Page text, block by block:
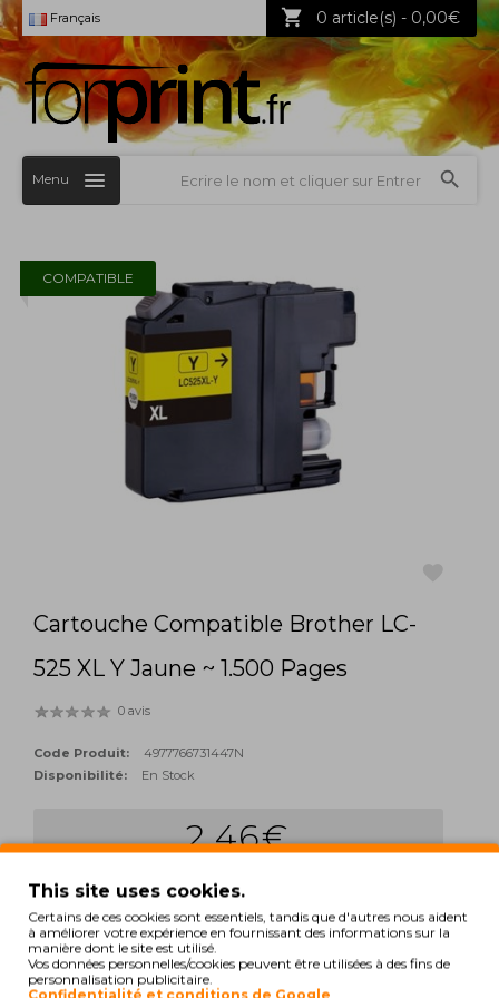
Français 0 article(s) - 0,00€
Menu
COMPATIBLE
Cartouche Compatible Brother LC-
525 XL Y Jaune ~ 1.500 Pages
0 avis
Code Produit:
4977766731447N
Disponibilité:
En Stock
2,46€
Qté:
Hors Taxes: 2,00€
TAGS:
This site uses cookies.
Certains de ces cookies sont essentiels, tandis que d'autres nous aident
à améliorer votre expérience en fournissant des informations sur la
manière dont le site est utilisé.
Vos données personnelles/cookies peuvent être utilisées à des fins de
personnalisation publicitaire.
Confidentialité et conditions de Google